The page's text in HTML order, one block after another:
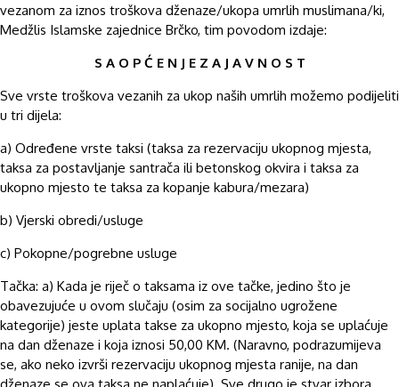
vezanom za iznos troškova dženaze/ukopa umrlih muslimana/ki,
Medžlis Islamske zajednice Brčko, tim povodom izdaje:
S A O P Ć E N J E Z A J A V N O S T
Sve vrste troškova vezanih za ukop naših umrlih možemo podijeliti
u tri dijela:
a) Određene vrste taksi (taksa za rezervaciju ukopnog mjesta,
taksa za postavljanje santrača ili betonskog okvira i taksa za
ukopno mjesto te taksa za kopanje kabura/mezara)
b) Vjerski obredi/usluge
c) Pokopne/pogrebne usluge
Tačka: a) Kada je riječ o taksama iz ove tačke, jedino što je
obavezujuće u ovom slučaju (osim za socijalno ugrožene
kategorije) jeste uplata takse za ukopno mjesto, koja se uplaćuje
na dan dženaze i koja iznosi 50,00 KM. (Naravno, podrazumijeva
se, ako neko izvrši rezervaciju ukopnog mjesta ranije, na dan